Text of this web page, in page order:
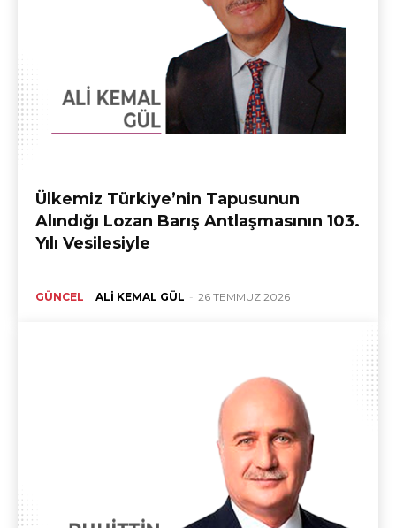
Ülkemiz Türkiye’nin Tapusunun
Alındığı Lozan Barış Antlaşmasının 103.
Yılı Vesilesiyle
GÜNCEL ALI KEMAL GÜL - 26 TEMMUZ 2026